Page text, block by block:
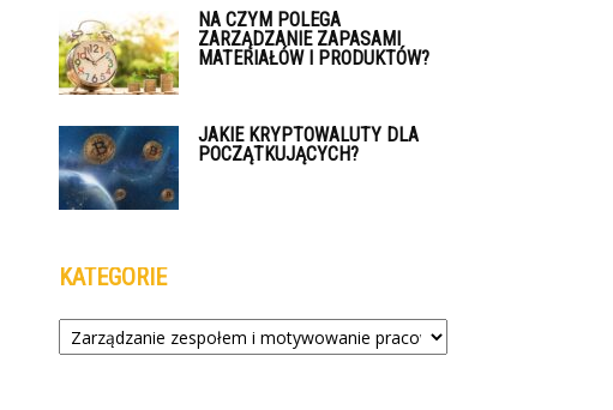
NA CZYM POLEGA
ZARZĄDZANIE ZAPASAMI
MATERIAŁÓW I PRODUKTÓW?
JAKIE KRYPTOWALUTY DLA
POCZĄTKUJĄCYCH?
KATEGORIE
Kategorie